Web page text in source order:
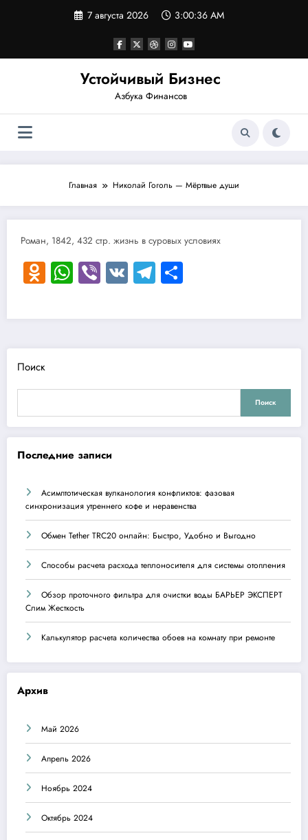
7 августа 2026 3:00:36 AM
Устойчивый Бизнес
Азбука Финансов
Главная Николай Гоголь — Мёртвые души
Роман, 1842, 432 стр. жизнь в суровых условиях
Odnoklassniki
WhatsApp
Viber
VKTelegram
Поиск
Поиск
Последние записи
Асимптотическая вулканология конфликтов: фазовая
синхронизация утреннего кофе и неравенства
Обмен Tether TRC20 онлайн: Быстро, Удобно и Выгодно
Способы расчета расхода теплоносителя для системы отопления
Обзор проточного фильтра для очистки воды БАРЬЕР ЭКСПЕРТ
Слим Жесткость
Калькулятор расчета количества обоев на комнату при ремонте
Архив
Май 2026
Апрель 2026
Ноябрь 2024
Октябрь 2024